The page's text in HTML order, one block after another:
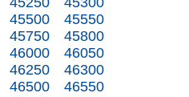
45500
45550
45750
45800
46000
46050
46250
46300
46500
46550